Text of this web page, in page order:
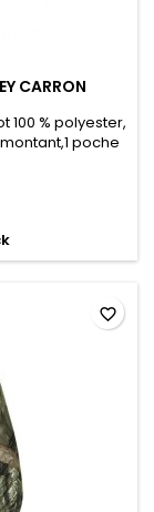
CARRON
100 % polyester,
poche
favorite_border